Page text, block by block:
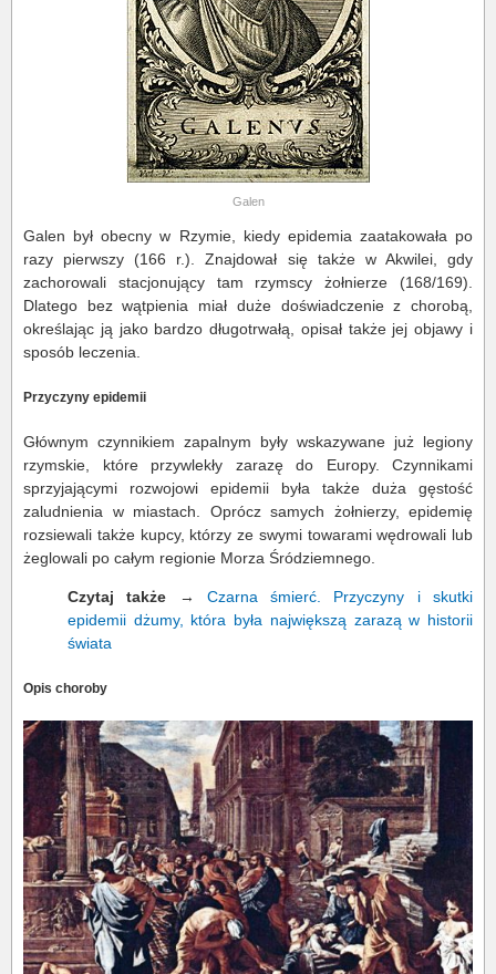
Galen
Galen był obecny w Rzymie, kiedy epidemia zaatakowała po
razy pierwszy (166 r.). Znajdował się także w Akwilei, gdy
zachorowali stacjonujący tam rzymscy żołnierze (168/169).
Dlatego bez wątpienia miał duże doświadczenie z chorobą,
określając ją jako bardzo długotrwałą, opisał także jej objawy i
sposób leczenia.
Przyczyny epidemii
Głównym czynnikiem zapalnym były wskazywane już legiony
rzymskie, które przywlekły zarazę do Europy. Czynnikami
sprzyjającymi rozwojowi epidemii była także duża gęstość
zaludnienia w miastach. Oprócz samych żołnierzy, epidemię
rozsiewali także kupcy, którzy ze swymi towarami wędrowali lub
żeglowali po całym regionie Morza Śródziemnego.
Czytaj także → Czarna śmierć. Przyczyny i skutki
epidemii dżumy, która była największą zarazą w historii
świata
Opis choroby